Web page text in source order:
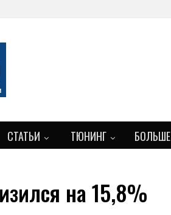
СТАТЬИ ТЮНИНГ БОЛЬШЕ
на 15,8%